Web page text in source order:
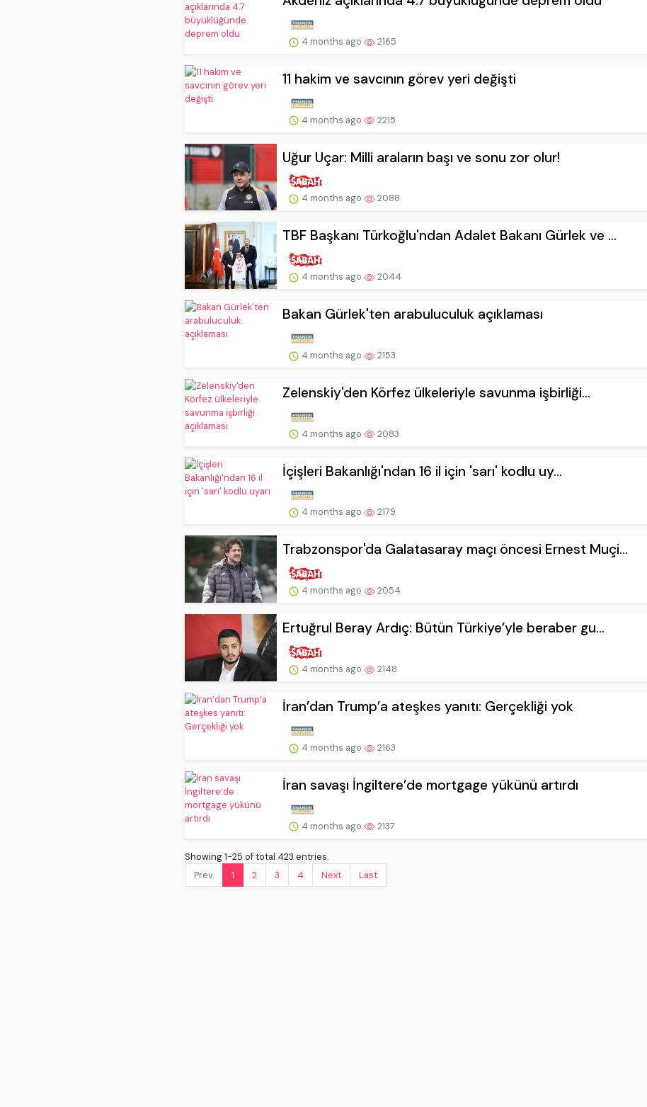
4 months ago 2165
11 hakim ve savcının görev yeri değişti
4 months ago 2215
Uğur Uçar: Milli araların başı ve sonu zor olur!
4 months ago 2088
TBF Başkanı Türkoğlu'ndan Adalet Bakanı Gürlek ve ...
4 months ago 2044
Bakan Gürlek'ten arabuluculuk açıklaması
4 months ago 2153
Zelenskiy'den Körfez ülkeleriyle savunma işbirliği...
4 months ago 2083
İçişleri Bakanlığı'ndan 16 il için 'sarı' kodlu uy...
4 months ago 2179
Trabzonspor'da Galatasaray maçı öncesi Ernest Muçi...
4 months ago 2054
Ertuğrul Beray Ardıç: Bütün Türkiye’yle beraber gu...
4 months ago 2148
İran’dan Trump’a ateşkes yanıtı: Gerçekliği yok
4 months ago 2163
İran savaşı İngiltere’de mortgage yükünü artırdı
4 months ago 2137
Showing 1-25 of total 423 entries.
Prev.
1 2 3 4 Next Last